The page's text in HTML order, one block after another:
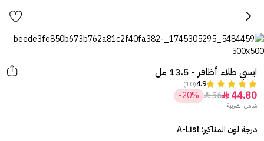
ايسي طلاء أظافر - 13.5 مل
4.9
(10)
44.80

56

-20%
شامل الضريبة
درجة لون المناكير: A-List